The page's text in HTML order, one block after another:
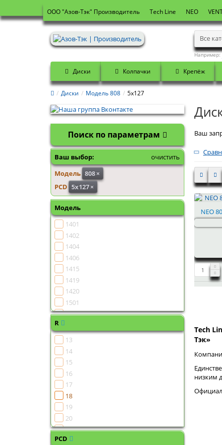
OOO "Азов-Тэк" Производитель Tech Line NEO
Все
Например:
Диски Колпачки Крепёж
Диски Модель 808 5x127
Поиск по параметрам
Ваш выбор:
очистить
Модель 808×
PCD 5x127×
Модель
1401
1402
1404
1406
1415
1419
1420
1501
1502
1505
1507
1510
1513
1516
1518
R
13
14
15
16
17
18
19
20
21
22
PCD
Ваш
NEO
Tech
Тэк»
низким